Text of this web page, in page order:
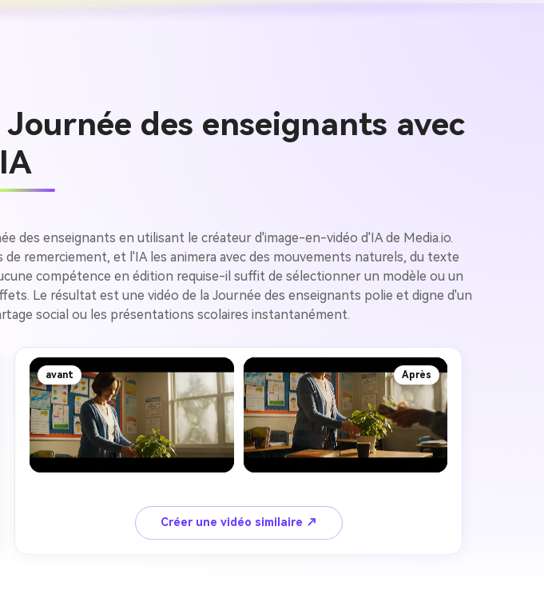
des enseignants avec
des enseignants en utilisant le créateur d'image-en-vidéo d'IA de Media.io.
remerciement, et l'IA les animera avec des mouvements naturels, du texte
compétence en édition requise-il suffit de sélectionner un modèle ou un
Le résultat est une vidéo de la Journée des enseignants polie et digne d'un
social ou les présentations scolaires instantanément.
avant Après
Créer une vidéo similaire ↗